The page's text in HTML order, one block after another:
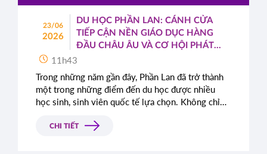
23/06
2026
DU HỌC PHẦN LAN: CÁNH CỬA
TIẾP CẬN NỀN GIÁO DỤC HÀNG
ĐẦU CHÂU ÂU VÀ CƠ HỘI PHÁT
TRIỂN TOÀN CẦU
11h43
Trong những năm gần đây, Phần Lan đã trở thành
một trong những điểm đến du học được nhiều
học sinh, sinh viên quốc tế lựa chọn. Không chỉ
quốc gia Bắc Âu này còn được đánh giá cao nhờ
CHI TIẾT